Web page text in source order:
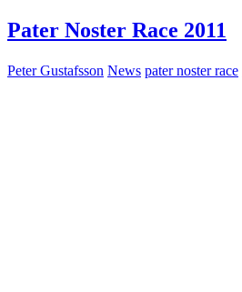
Pater Noster Race 2011
Peter Gustafsson News pater noster race